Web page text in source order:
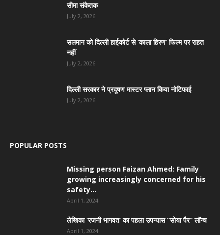
सीमा संकेतक
July 2, 2026
सलमान को दिल्ली हाईकोर्ट से ‘काला हिरण’ फिल्म पर राहत
नहीं
July 2, 2026
दिल्ली सरकार ने प्रदूषण मास्टर प्लान किया नोटिफाई
July 2, 2026
POPULAR POSTS
Missing person Faizan Ahmed: Family
growing increasingly concerned for his
safety...
April 1, 2024
लेखिका ‘रजनी भागवत’ का पहला उपन्यास “सोया पैर” लॉन्च
April 1, 2024